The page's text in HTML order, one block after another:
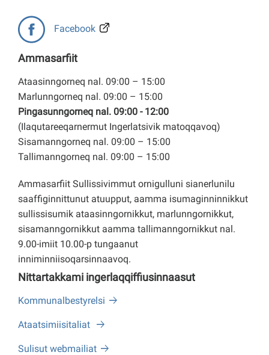
Facebook
Ammasarfiit
Ataasinngorneq nal. 09:00 – 15:00
Marlunngorneq nal. 09:00 – 15:00
Pingasunngorneq nal. 09:00 - 12:00
(Ilaqutareeqarnermut Ingerlatsivik matoqqavoq)
Sisamanngorneq nal. 09:00 – 15:00
Tallimanngorneq nal. 09:00 – 15:00
Ammasarfiit Sullissivimmut ornigulluni sianerlunilu
saaffiginnittunut atuupput, aamma isumaginninnikkut
sullissisumik ataasinngornikkut, marlunngornikkut,
sisamanngornikkut aamma tallimanngornikkut nal.
9.00-imiit 10.00-p tungaanut
inniminniisoqarsinnaavoq.
Nittartakkami ingerlaqqiffiusinnaasut
Kommunalbestyrelsi
Ataatsimiisitaliat
Sulisut webmailiat